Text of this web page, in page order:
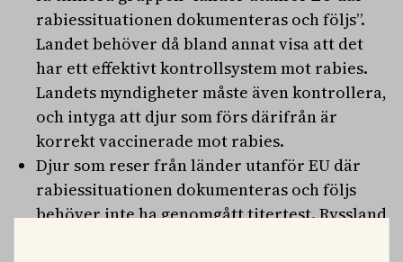
rabiessituationen dokumenteras och följs”.
Landet behöver då bland annat visa att det
har ett effektivt kontrollsystem mot rabies.
Landets myndigheter måste även kontrollera,
och intyga att djur som förs därifrån är
korrekt vaccinerade mot rabies.
Djur som reser från länder utanför EU där
rabiessituationen dokumenteras och följs
behöver inte ha genomgått titertest. Ryssland